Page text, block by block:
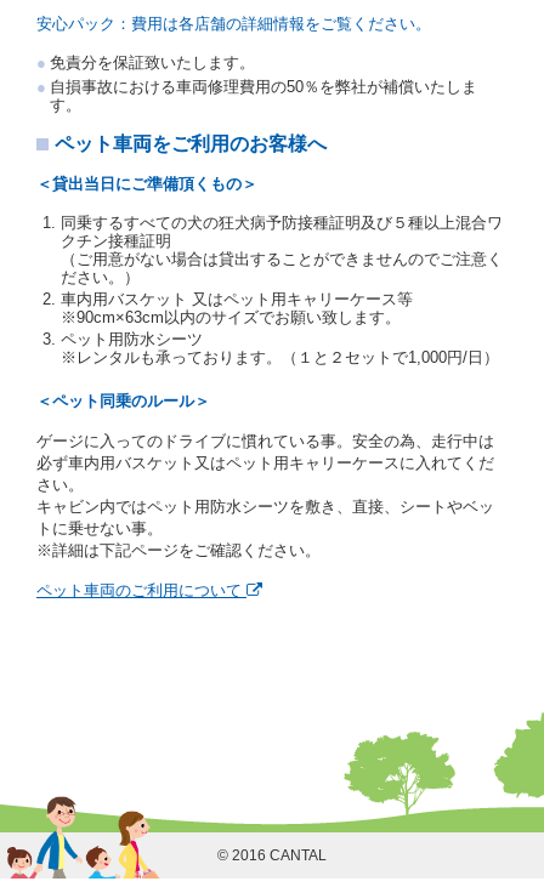
旅第138号 平成7年6月13日）の２．(10)及び(11)の
ことをいいます。
注２）運転免許証とは、道路交通法第９２条に規定
される運転免許証のうち、道路交通法施行規則第１
す。
に対し、運転免許証のほかに本人確認ができる書類の
提示を求め、及び提出された書類の写しをとることが
あります。
当社は、貸渡契約の締結にあたり、借受期間中に借受
人及び運転者と連絡するための携帯電話番号等の告知
を求めます。
当社は、貸渡契約の締結にあたり、借受人に対し、ク
レジットカード若しくは現金による支払いを求め、又
はその他の支払方法を指定することがあります。
借受人は契約後の借受期間の延長はできないものとし
当社は、借受人又は運転者が前3項に従わない場合
は、貸渡契約の締結を拒絶するとともに、予約を取消
申込金等の扱いについては、第4条第5項を適用するも
のとします。
第８条（貸渡契約の締結の拒絶）
借受人（運転者）が次の各号のいずれかに該当すると
の運転免許証の写しの提出に同意しないとき。 ②
酒気を帯びていると認められるとき。
③ 麻薬、覚せい剤、シンナー、危険ドラッグ等によ
る中毒症状等を呈していると認められるとき。
④ チャイルドシートがないにもかかわらず６才未満
の幼児を同乗させるとき。
⑤ 指定暴力団若しくは指定暴力団関係団体の構成員
若しくは関係者又はその他の反社会的組織に属して
安心パック：費用は各店舗の詳細情報をご覧ください。
免責分を保証致いたします。
自損事故における車両修理費用の50％を弊社が補償いたしま
す。
ペット車両をご利用のお客様へ
＜貸出当日にご準備頂くもの＞
同乗するすべての犬の狂犬病予防接種証明及び５種以上混合ワ
クチン接種証明
（ご用意がない場合は貸出することができませんのでご注意く
ださい。）
車内用バスケット 又はペット用キャリーケース等
※90cm×63cm以内のサイズでお願い致します。
ペット用防水シーツ
※レンタルも承っております。（１と２セットで1,000円/日）
＜ペット同乗のルール＞
ゲージに入ってのドライブに慣れている事。安全の為、走行中は
必ず車内用バスケット又はペット用キャリーケースに入れてくだ
さい。
キャビン内ではペット用防水シーツを敷き、直接、シートやベッ
トに乗せない事。
※詳細は下記ページをご確認ください。
ペット車両のご利用について
© 2016 CANTAL